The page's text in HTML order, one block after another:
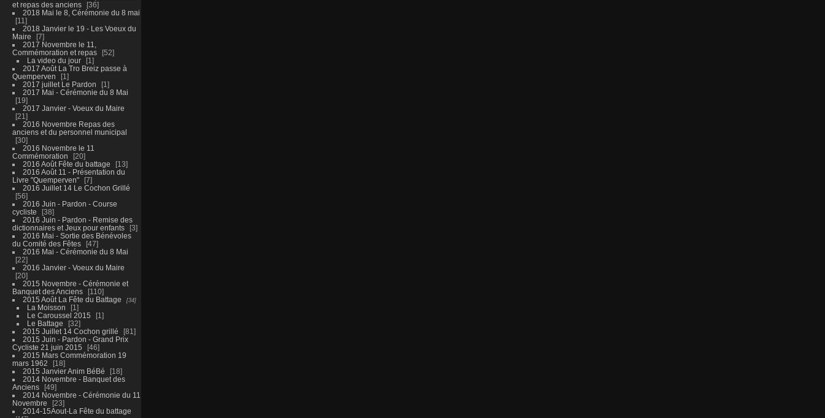
et repas des anciens
36
2018 Mai le 8, Cérémonie du 8 mai
11
2018 Janvier le 19 - Les Voeux du
Maire
7
2017 Novembre le 11,
Commémoration et repas
52
La video du jour
1
2017 Août La Tro Breiz passe à
Quemperven
1
2017 juillet Le Pardon
1
2017 Mai - Cérémonie du 8 Mai
19
2017 Janvier - Voeux du Maire
21
2016 Novembre Repas des
anciens et du personnel municipal
30
2016 Novembre le 11
Commémoration
20
2016 Août Fête du battage
13
2016 Août 11 - Présentation du
Livre "Quemperven"
7
2016 Juillet 14 Le Cochon Grillé
56
2016 Juin - Pardon - Course
cycliste
38
2016 Juin - Pardon - Remise des
dictionnaires et Jeux pour enfants
3
2016 Mai - Sortie des Bénévoles
du Comité des Fêtes
47
2016 Mai - Cérémonie du 8 Mai
22
2016 Janvier - Voeux du Maire
20
2015 Novembre - Cérémonie et
Banquet des Anciens
110
2015 Août La Fête du Battage
34
La Moisson
1
Le Caroussel 2015
1
Le Battage
32
2015 Juillet 14 Cochon grillé
81
2015 Juin - Pardon - Grand Prix
Cycliste 21 juin 2015
46
2015 Mars Commémoration 19
mars 1962
18
2015 Janvier Anim BéBé
18
2014 Novembre - Banquet des
Anciens
49
2014 Novembre - Cérémonie du 11
Novembre
23
2014-15Aout-La Fête du battage